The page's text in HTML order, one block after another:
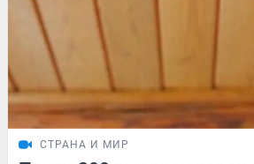
СТРАНА И МИР